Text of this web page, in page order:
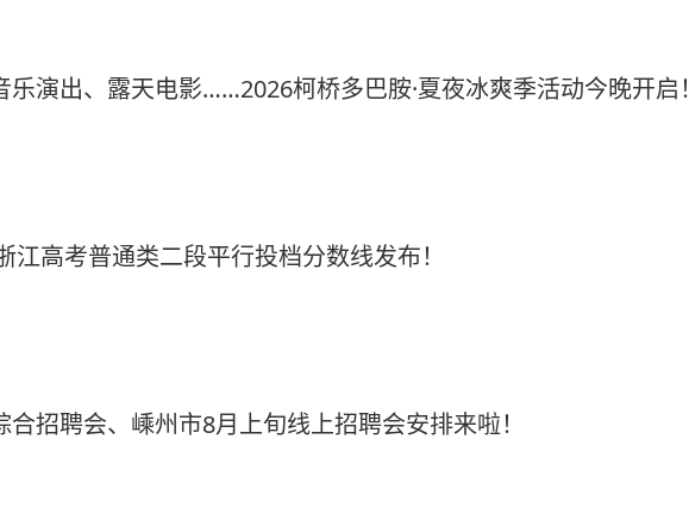
乐演出、露天电影……2026柯桥多巴胺·夏夜冰爽季活动今晚开启！
江高考普通类二段平行投档分数线发布！
合招聘会、嵊州市8月上旬线上招聘会安排来啦！